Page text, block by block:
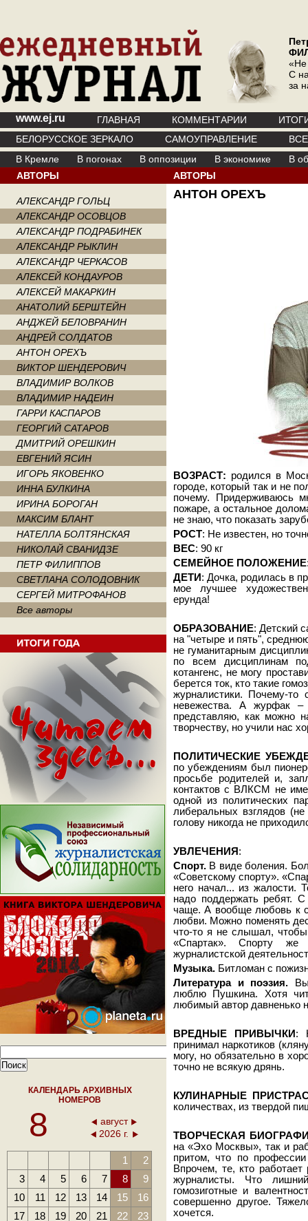
«Не
С
за
www.ej.ru ГЛАВНАЯ КОММЕНТАРИИ
БЕЛОРУССКОЕ ЗЕРКАЛО
САМОУПРАВЛЕНИЕ
В Кремле
В погонах В оппозиции В экономике
В
АВТОРЫ
АЛЕКСАНДР ГОЛЬЦ
АЛЕКСАНДР ОСОВЦОВ
АЛЕКСАНДР ПОДРАБИНЕК
АЛЕКСАНДР РЫКЛИН
АЛЕКСАНДР ЧЕРКАСОВ
АЛЕКСЕЙ КОНДАУРОВ
АЛЕКСЕЙ МАКАРКИН
АНАТОЛИЙ БЕРШТЕЙН
АНДЖЕЙ БЕЛОВРАНИН
АНДРЕЙ СОЛДАТОВ
АНТОН ОРЕХЪ
ВИКТОР ШЕНДЕРОВИЧ
ВЛАДИМИР ВОЛКОВ
ВЛАДИМИР НАДЕИН
ГАРРИ КАСПАРОВ
ГЕОРГИЙ САТАРОВ
ДМИТРИЙ ОРЕШКИН
ЕВГЕНИЙ ЯСИН
ИГОРЬ ЯКОВЕНКО
ИННА БУЛКИНА
ИРИНА БОРОГАН
МАКСИМ БЛАНТ
НАТЕЛЛА БОЛТЯНСКАЯ
НИКОЛАЙ СВАНИДЗЕ
ПЕТР ФИЛИППОВ
СВЕТЛАНА СОЛОДОВНИК
СЕРГЕЙ МИТРОФАНОВ
Все авторы
КАЛЕНДАРЬ АРХИВНЫХ
НОМЕРОВ
8
август
2026 г.
1
2
3
4 5 6 7 8
9
10
11 12 13 14 15
16
17
18 19 20 21 22
23
АВТОРЫ
АНТОН ОРЕХЪ
ВОЗРАСТ: родился в
городе, который так и не
почему. Придерживаюсь
пожаре, а остальное
не знаю, что показать
РОСТ: Не известен, но
ВЕС: 90 кг
СЕМЕЙНОЕ ПОЛОЖЕНИЕ
ДЕТИ : Дочка, родилась в
мое лучшее
ерунда!
ОБРАЗОВАНИЕ: Детский
на "четыре и пять",
не гуманитарным
по всем дисциплинам
котангенс, не могу
берется ток, кто такие
журналистики. Почему-то
невежества. А журфак
представляю, как можно
творчеству, но учили нас
ПОЛИТИЧЕСКИЕ
по убеждениям был
просьбе родителей и,
контактов с ВЛКСМ не
одной из политических
либеральных взглядов
голову никогда не
УВЛЕЧЕНИЯ :
Спорт. В виде боления.
«Советскому спорту».
него начал... из жалости.
надо поддержать ребят.
чаще. А вообще любовь к
любви. Можно поменять
что-то я не слышал,
«Спартак». Спорту
журналистской
Музыка. Битломан с
Литература и поэзия.
люблю Пушкина. Хотя
любимый автор давненько
ВРЕДНЫЕ ПРИВЫЧКИ :
принимал наркотиков
могу, но обязательно в
точно не всякую дрянь.
КУЛИНАРНЫЕ
количествах, из твердой
ТВОРЧЕСКАЯ
на «Эхо Москвы», так и
притом, что по
Впрочем, те, кто
журналисты. Что
гомозиготные и
совершенно другое.
хочется.